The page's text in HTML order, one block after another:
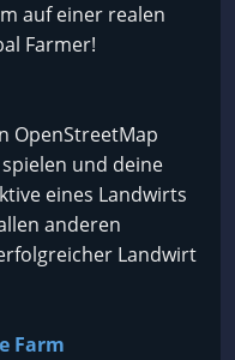
auf einer realen
Farmer!
OpenStreetMap
und deine
eines Landwirts
anderen
Landwirt
Farm